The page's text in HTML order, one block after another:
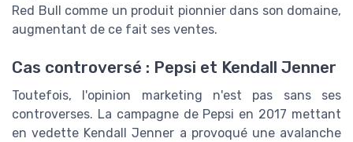
Red Bull comme un produit pionnier dans son domaine,
augmentant de ce fait ses ventes.
Cas controversé : Pepsi et Kendall Jenner
Toutefois, l'opinion marketing n'est pas sans ses
controverses. La campagne de Pepsi en 2017 mettant
en vedette Kendall Jenner a provoqué une avalanche